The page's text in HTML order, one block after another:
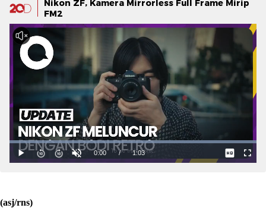
Nikon ZF, Kamera Mirrorless Full Frame Mirip
FM2
(asj/rns)